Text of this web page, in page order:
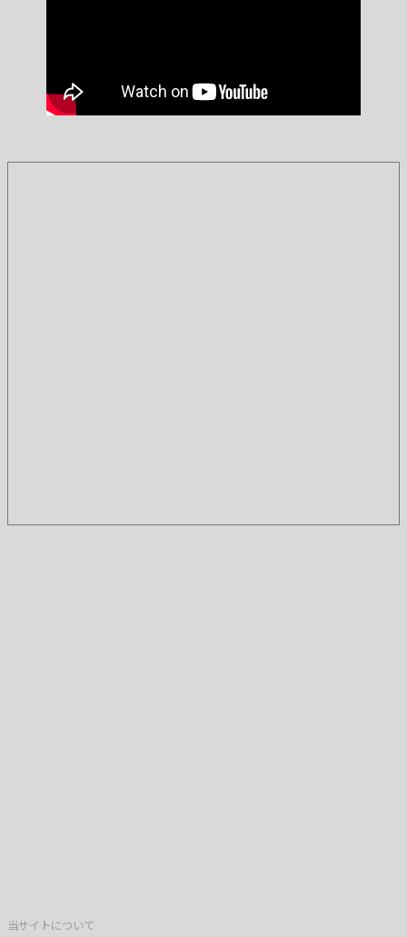
当サイトについて